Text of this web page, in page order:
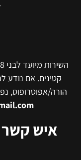
קטינים. אם נודע
הורה/אפוטרופוס,
איש קשר